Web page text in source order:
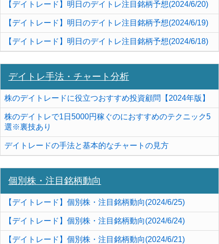
【デイトレード】明日のデイトレ注目銘柄予想(2024/6/20)
【デイトレード】明日のデイトレ注目銘柄予想(2024/6/19)
【デイトレード】明日のデイトレ注目銘柄予想(2024/6/18)
デイトレ手法・チャート分析
株のデイトレードに役立つおすすめ投資顧問【2024年版】
株のデイトレで1日5000円稼ぐのにおすすめのテクニック5
選※裏技あり
デイトレードの手法と基本的なチャートの見方
個別株・注目銘柄動向
【デイトレード】個別株・注目銘柄動向(2024/6/25)
【デイトレード】個別株・注目銘柄動向(2024/6/24)
【デイトレード】個別株・注目銘柄動向(2024/6/21)